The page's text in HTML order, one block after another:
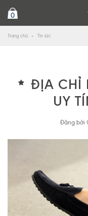
0
Trang chủ Tin tức
ĐỊA CHỈ
UY
Đăng bởi